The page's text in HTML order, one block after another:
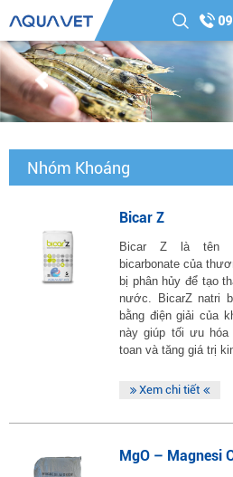
Nhóm Khoáng
Bicar Z
Bicar Z là tên
bicarbonate của
bị phân hủy để tạo
nước. BicarZ natri
bằng điện giải của
này giúp tối ưu
toan và tăng giá trị
Xem chi tiết
MgO – Magnesi